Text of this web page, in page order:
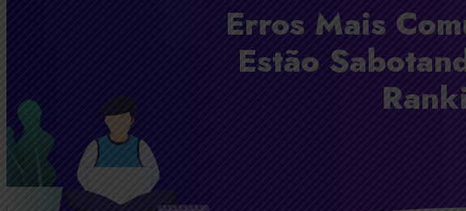
Erros Mais
Estão